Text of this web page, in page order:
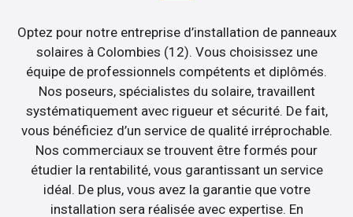
Optez pour notre entreprise d’installation de panneaux
solaires à Colombies (12). Vous choisissez une
équipe de professionnels compétents et diplômés.
Nos poseurs, spécialistes du solaire, travaillent
systématiquement avec rigueur et sécurité. De fait,
vous bénéficiez d’un service de qualité irréprochable.
Nos commerciaux se trouvent être formés pour
étudier la rentabilité, vous garantissant un service
idéal. De plus, vous avez la garantie que votre
installation sera réalisée avec expertise. En